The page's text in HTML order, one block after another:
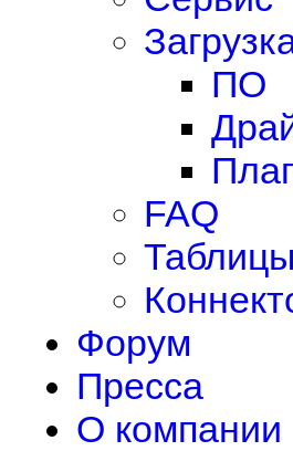
ПО
FAQ
Форум
Пресса
О компании